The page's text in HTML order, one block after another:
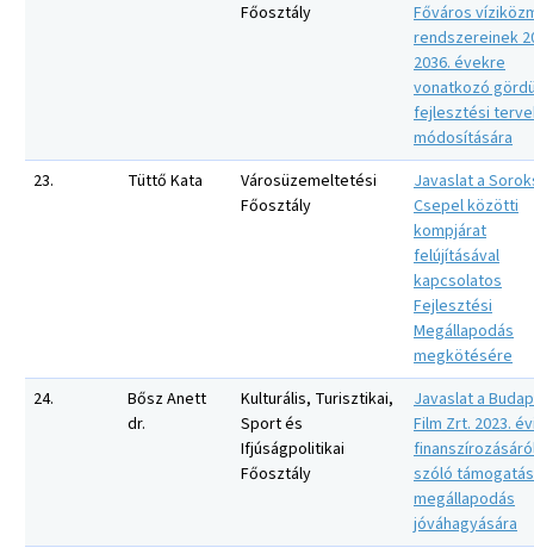
Főosztály
Főváros
rendszereinek
2036. évekre
vonatkozó
fejlesztési
módosítására
23.
Tüttő Kata
Városüzemeltetési
Főosztály
Javaslat a
Csepel közötti
kompjárat
felújításával
kapcsolatos
Fejlesztési
Megállapodás
megkötésére
24.
Bősz Anett
dr.
Kulturális, Turisztikai,
Sport és
Ifjúságpolitikai
Főosztály
Javaslat a
Film Zrt. 2023.
szóló
megállapodás
jóváhagyására